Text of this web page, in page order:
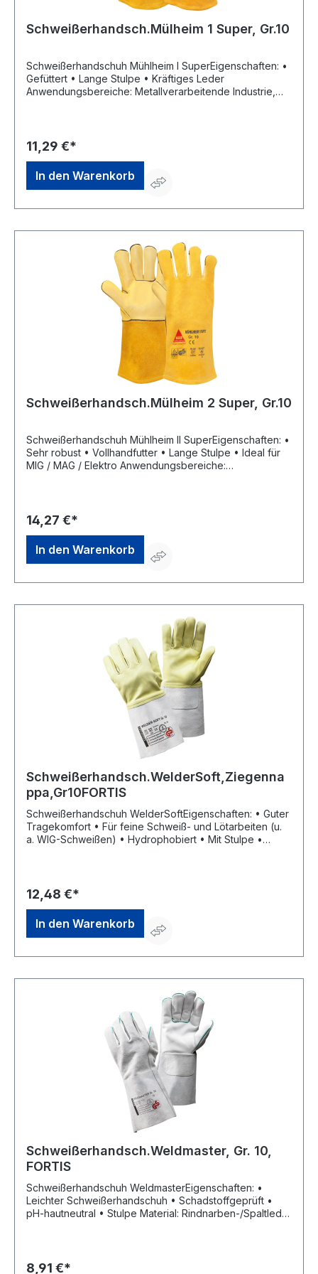
Schweißerhandsch.Mülheim 1 Super, Gr.10
Schweißerhandschuh Mühlheim I SuperEigenschaften: •
Gefüttert • Lange Stulpe • Kräftiges Leder
Anwendungsbereiche: Metallverarbeitende Industrie,
Gloves GmbH, Am Hillernsen Hamm 6, 26441 Jever, DE,
+49446192220, info@hase-safety.com
11,29 €*
In den Warenkorb
Schweißerhandsch.Mülheim 2 Super, Gr.10
Schweißerhandschuh Mühlheim II SuperEigenschaften: •
Sehr robust • Vollhandfutter • Lange Stulpe • Ideal für
MIG / MAG / Elektro Anwendungsbereiche:
EN 407, EN 12477 Größe: 10Hersteller: Hase Safety
Gloves GmbH, Am Hillernsen Hamm 6, 26441 Jever, DE,
+49446192220, info@hase-safety.com
14,27 €*
In den Warenkorb
Schweißerhandsch.WelderSoft,Ziegenna
ppa,Gr10FORTIS
Schweißerhandschuh WelderSoftEigenschaften: • Guter
Tragekomfort • Für feine Schweiß- und Lötarbeiten (u.
a. WIG-Schweißen) • Hydrophobiert • Mit Stulpe •
Einkaufsbüro Deutscher Eisenhändler GmbH, EDE Platz 1,
42389 Wuppertal, DE, +4920260960,
webkontakt@ede.de
12,48 €*
In den Warenkorb
Schweißerhandsch.Weldmaster, Gr. 10,
FORTIS
Schweißerhandschuh WeldmasterEigenschaften: •
Leichter Schweißerhandschuh • Schadstoffgeprüft •
pH-hautneutral • Stulpe Material: Rindnarben-/Spaltleder
42389 Wuppertal, DE, +4920260960,
8,91 €*